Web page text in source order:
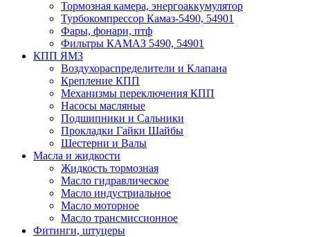
Тормозная камера, энергоаккумулятор
Турбокомпрессор Камаз-5490, 54901
Фары, фонари, птф
Фильтры КАМАЗ 5490, 54901
КПП ЯМЗ
Воздухораспределители и Клапана
Крепление КПП
Механизмы переключения КПП
Насосы масляные
Подшипники и Сальники
Прокладки Гайки Шайбы
Шестерни и Валы
Масла и жидкости
Жидкость тормозная
Масло гидравлическое
Масло индустриальное
Масло моторное
Масло трансмиссионное
Фитинги, штуцеры